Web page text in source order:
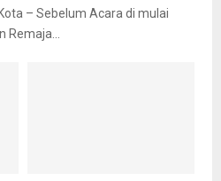
– Sebelum Acara di mulai
Remaja...